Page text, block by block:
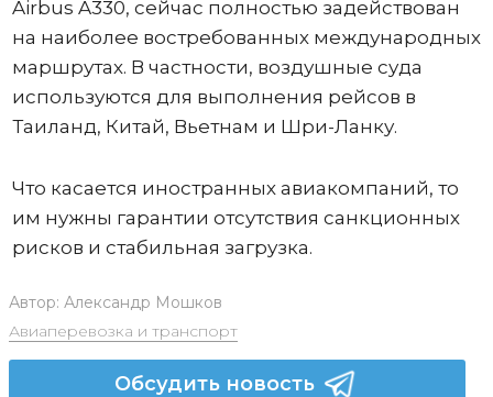
Airbus A330, сейчас полностью задействован
на наиболее востребованных международных
маршрутах. В частности, воздушные суда
используются для выполнения рейсов в
Таиланд, Китай, Вьетнам и Шри-Ланку.
Что касается иностранных авиакомпаний, то
им нужны гарантии отсутствия санкционных
рисков и стабильная загрузка.
Автор: Александр Мошков
Авиаперевозка и транспорт
Обсудить новость